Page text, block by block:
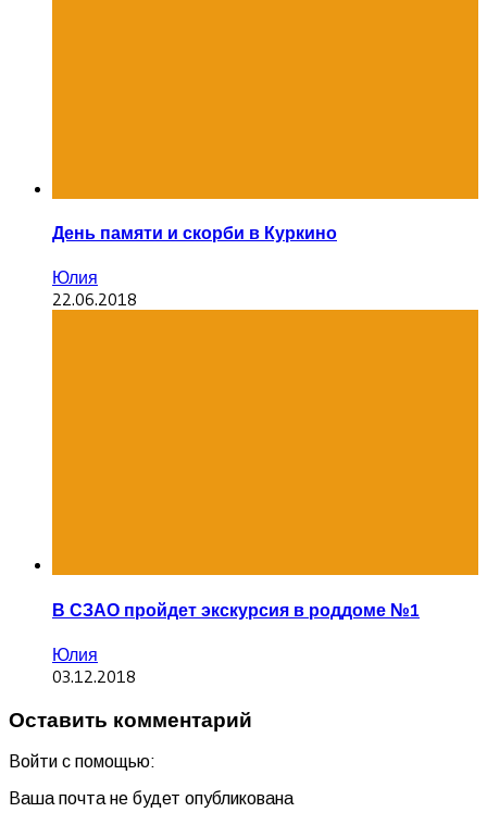
День памяти и скорби в Куркино
Юлия
22.06.2018
В СЗАО пройдет экскурсия в роддоме №1
Юлия
03.12.2018
Оставить комментарий
Войти с помощью:
Ваша почта не будет опубликована